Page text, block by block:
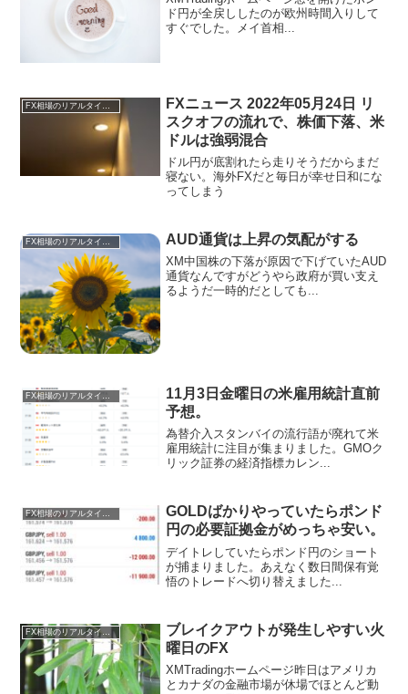
ド円が全戻ししたのが欧州時間入りして
すぐでした。メイ首相...
FXニュース 2022年05月24日 リ
スクオフの流れで、株価下落、米
ドルは強弱混合
ドル円が底割れたら走りそうだからまだ
寝ない。海外FXだと毎日が幸せ日和にな
ってしまう
FX相場のリアルタイム情報 AUD通貨は上昇の気配がする
XM中国株の下落が原因で下げていたAUD
通貨なんですがどうやら政府が買い支え
るようだ一時的だとしても...
FX相場のリアルタイム情報
11月3日金曜日の米雇用統計直前
予想。
為替介入スタンバイの流行語が廃れて米
雇用統計に注目が集まりました。GMOク
リック証券の経済指標カレン...
FX相場のリアルタイム情報
GOLDばかりやっていたらポンド
円の必要証拠金がめっちゃ安い。
デイトレしていたらポンド円のショート
が捕まりました。あえなく数日間保有覚
悟のトレードへ切り替えました...
ブレイクアウトが発生しやすい火
曜日のFX
XMTradingホームページ昨日はアメリカ
とカナダの金融市場が休場でほとんど動